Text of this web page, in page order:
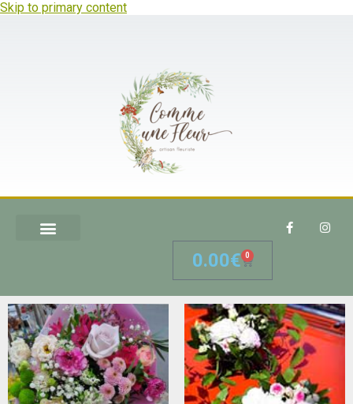
Skip to primary content
0.00€ 0